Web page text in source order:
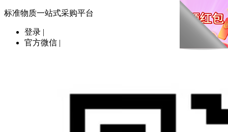
标准物质一站式采购平台
登录 |
官方微信 |